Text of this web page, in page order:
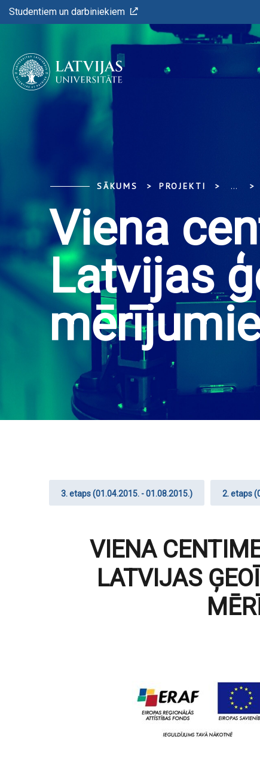
Studentiem un darbiniekiem
SĀKUMS PROJEKTI ...
Viena
Latvijas
3. etaps (01.04.2015. - 01.08.2015.) 2. etaps
VIENA
LATVIJAS